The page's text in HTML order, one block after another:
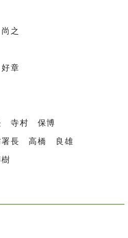
之
章
寺村 保博
署長 高橋 良雄